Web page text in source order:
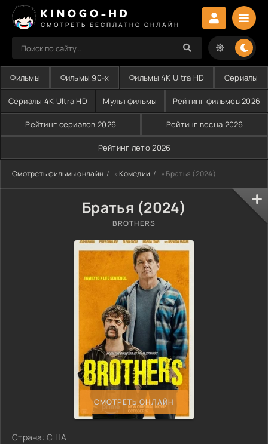
KINOGO-HD
СМОТРЕТЬ БЕСПЛАТНО ОНЛАЙН
Фильмы Фильмы 90-х Фильмы 4K Ultra HD Сериалы
Сериалы 4K Ultra HD Мультфильмы Рейтинг фильмов 2026
Рейтинг сериалов 2026 Рейтинг весна 2026
Рейтинг лето 2026
Смотреть фильмы онлайн »Комедии » Братья (2024)
Братья (2024)
BROTHERS
СМОТРЕТЬ ОНЛАЙН
Страна: США